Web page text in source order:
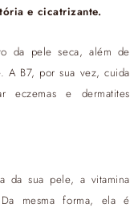
e cicatrizante.
da pele seca, além de
A B7, por sua vez, cuida
e dermatites
da sua pele, a vitamina
mesma forma, ela é